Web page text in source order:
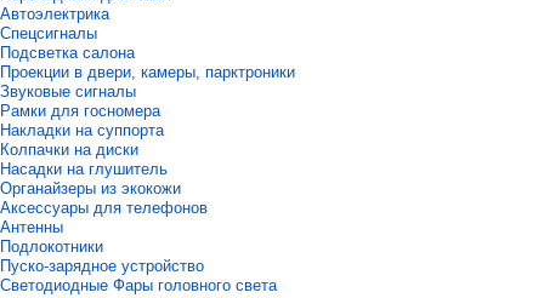
Автоэлектрика
Спецсигналы
Подсветка салона
Проекции в двери, камеры, парктроники
Звуковые сигналы
Рамки для госномера
Накладки на суппорта
Колпачки на диски
Насадки на глушитель
Органайзеры из экокожи
Аксессуары для телефонов
Антенны
Подлокотники
Пуско-зарядное устройство
Светодиодные Фары головного света